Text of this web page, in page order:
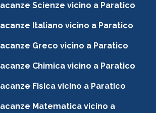
Scienze vicino a Paratico
Italiano vicino a Paratico
Greco vicino a Paratico
Chimica vicino a Paratico
Fisica vicino a Paratico
Matematica vicino a